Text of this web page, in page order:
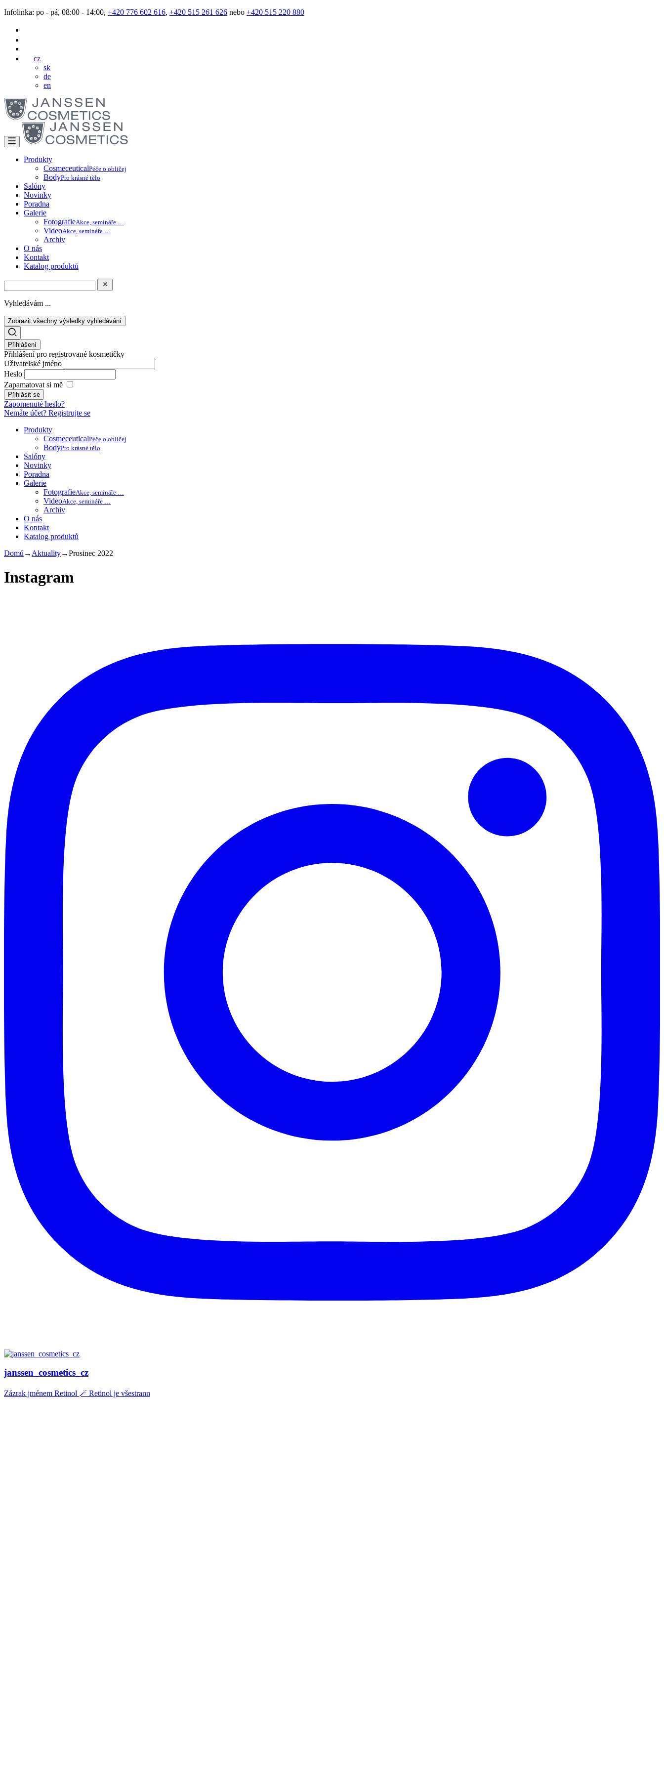
Infolinka: po - pá, 08:00 - 14:00, +420 776 602 616, +420 515 261 626 nebo +420 515 220 880
cz
sk
de
en
Produkty
CosmeceuticalPéče o obličej
BodyPro krásné tělo
Salóny
Novinky
Poradna
Galerie
FotografieAkce, semináře …
VideoAkce, semináře …
Archiv
O nás
Kontakt
Katalog produktů
Vyhledávám ...
Zobrazit všechny výsledky vyhledávání
Přihlášení
Přihlášení pro registrované kosmetičky
Uživatelské jméno
Heslo
Zapamatovat si mě
Zapomenuté heslo?
Nemáte účet? Registrujte se
Produkty
CosmeceuticalPéče o obličej
BodyPro krásné tělo
Salóny
Novinky
Poradna
Galerie
FotografieAkce, semináře …
VideoAkce, semináře …
Archiv
O nás
Kontakt
Katalog produktů
Domů → Aktuality→Prosinec 2022
Instagram
janssen_cosmetics_cz
Zázrak jménem Retinol 🪄 Retinol je všestrann